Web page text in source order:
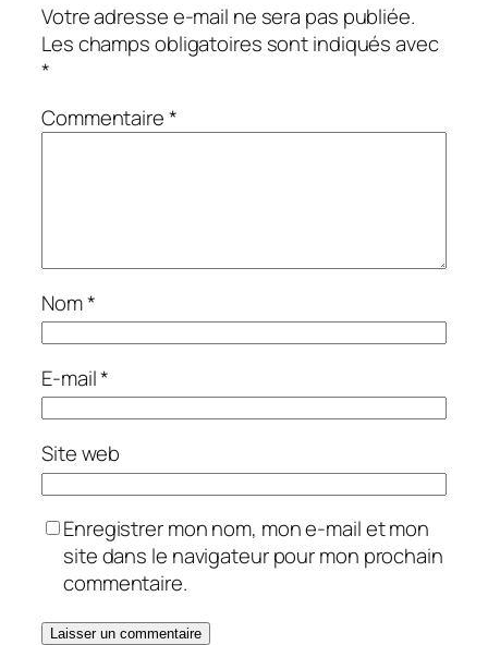
Votre adresse e-mail ne sera pas publiée.
Les champs obligatoires sont indiqués avec
*
Commentaire*
Nom*
E-mail*
Site web
Enregistrer mon nom, mon e-mail et mon
site dans le navigateur pour mon prochain
commentaire.